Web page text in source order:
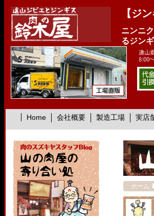
【ジ
ニンニ
るジン
Home 会社概要 製造工場 実店
ホーム